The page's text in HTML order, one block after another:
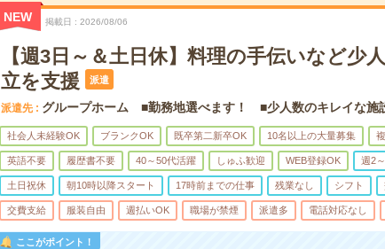
NEW 掲載日 2026/08/06
【週3日～＆土日休】料理の手伝いなど少
立を支援
派遣
派遣先 グループホーム ■勤務地選べます！ ■少人数のキレイな施
社会人未経験OK ブランクOK 既卒第二新卒OK 10名以上の大量募集
英語不要 履歴書不要 40～50代活躍 しゅふ歓迎 WEB登録OK 週2
土日祝休 朝10時以降スタート 17時前までの仕事 残業なし シフト
交費支給 服装自由 週払いOK 職場が禁煙 派遣多 電話対応なし
ここがポイント！